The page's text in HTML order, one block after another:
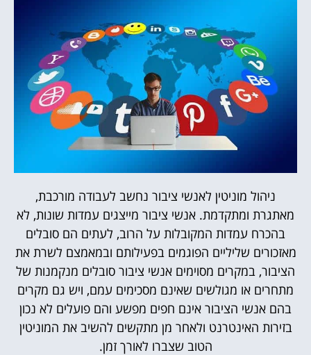
ניהול מוניטין לאנשי ציבור נחשב לעבודה מורכבת,
מאתגרת ומתקדמת. אנשי ציבור מייצגים עמדות שונות, לא
בהכרח עמדות המקובלות על הרוב, לעתים הם סובלים
מאזכורים שליליים הפוגמים בפעילותם ובמאמצם לשרת את
הציבור, במקרים מסוימים אנשי ציבור סובלים מנקמנות של
מתחרים או מגולשים שאינם מסכימים עמם, ויש גם מקרים
בהם אנשי הציבור אינם חפים מפשע והם פועלים לא נכון
בזירות האינטרנט ולאחר מן מתקשים להשיב את המוניטין
הטוב שצברו לאורך זמן.